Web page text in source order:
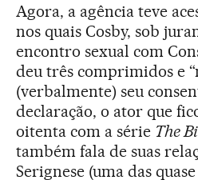
Agora, a agência teve
nos quais Cosby, sob
encontro sexual com
deu três comprimidos e
(verbalmente) seu
declaração, o ator que
oitenta com a série The
também fala de suas
Serignese (uma das